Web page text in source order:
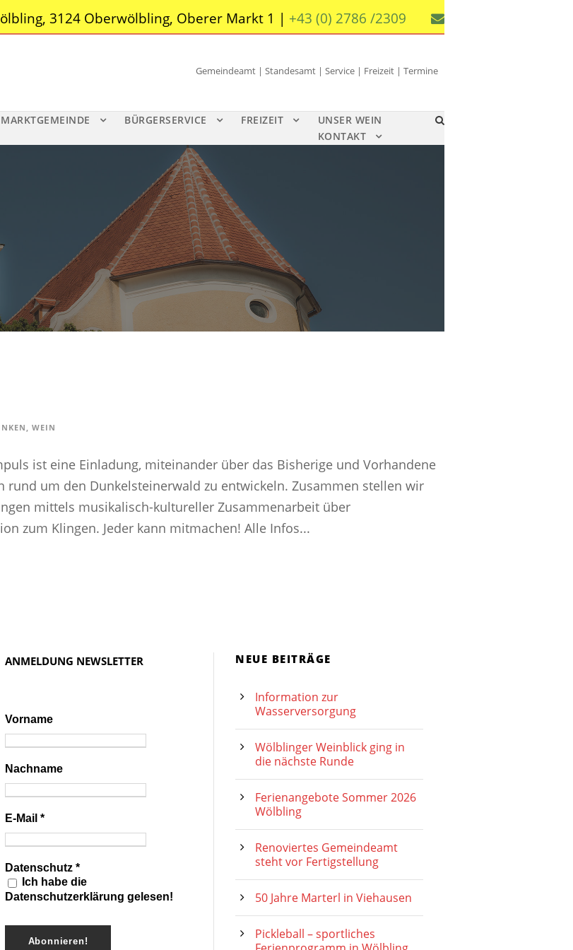
3124 Oberwölbling, Oberer Markt 1 | +43 (0) 2786 /2309
Gemeindeamt | Standesamt | Service | Freizeit | Termine
MARKTGEMEINDE BÜRGERSERVICE FREIZEIT
UNSER WEIN
KONTAKT
, WEIN
ist eine Einladung, miteinander über das Bisherige und Vorhandene
rund um den Dunkelsteinerwald zu entwickeln. Zusammen stellen wir
mittels musikalisch-kultureller Zusammenarbeit über
zum Klingen. Jeder kann mitmachen! Alle Infos...
ANMELDUNG NEWSLETTER
Vorname
Nachname
E-Mail *
Datenschutz *
Ich habe die
Datenschutzerklärung gelesen!
NEUE BEITRÄGE
Information zur
Wasserversorgung
Wölblinger Weinblick ging in
die nächste Runde
Ferienangebote Sommer 2026
Wölbling
Renoviertes Gemeindeamt
steht vor Fertigstellung
50 Jahre Marterl in Viehausen
Pickleball – sportliches